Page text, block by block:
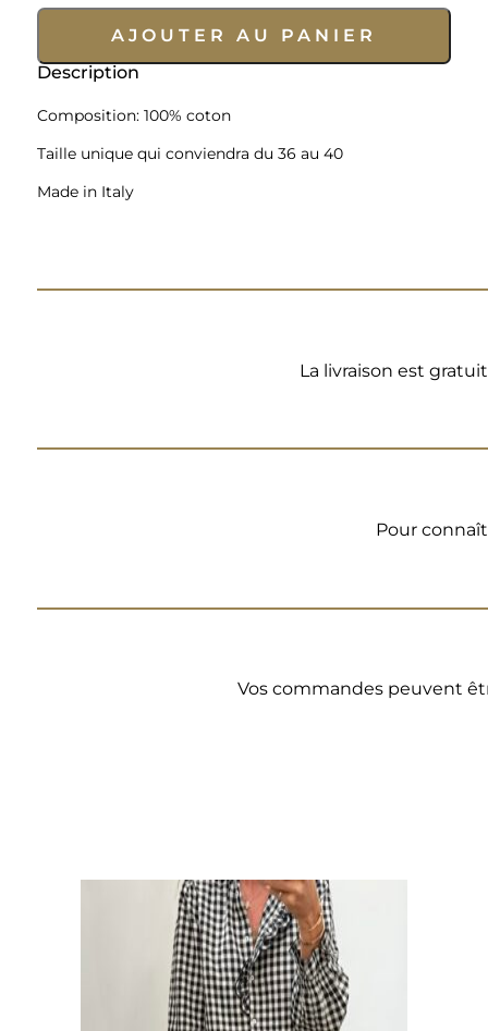
de
Shirt
triangle
crochet
AJOUTER AU PANIER
Description
Composition: 100% coton
Taille unique qui conviendra du 36 au 40
Made in Italy
La livraison est
Pour
Vos commandes peuvent